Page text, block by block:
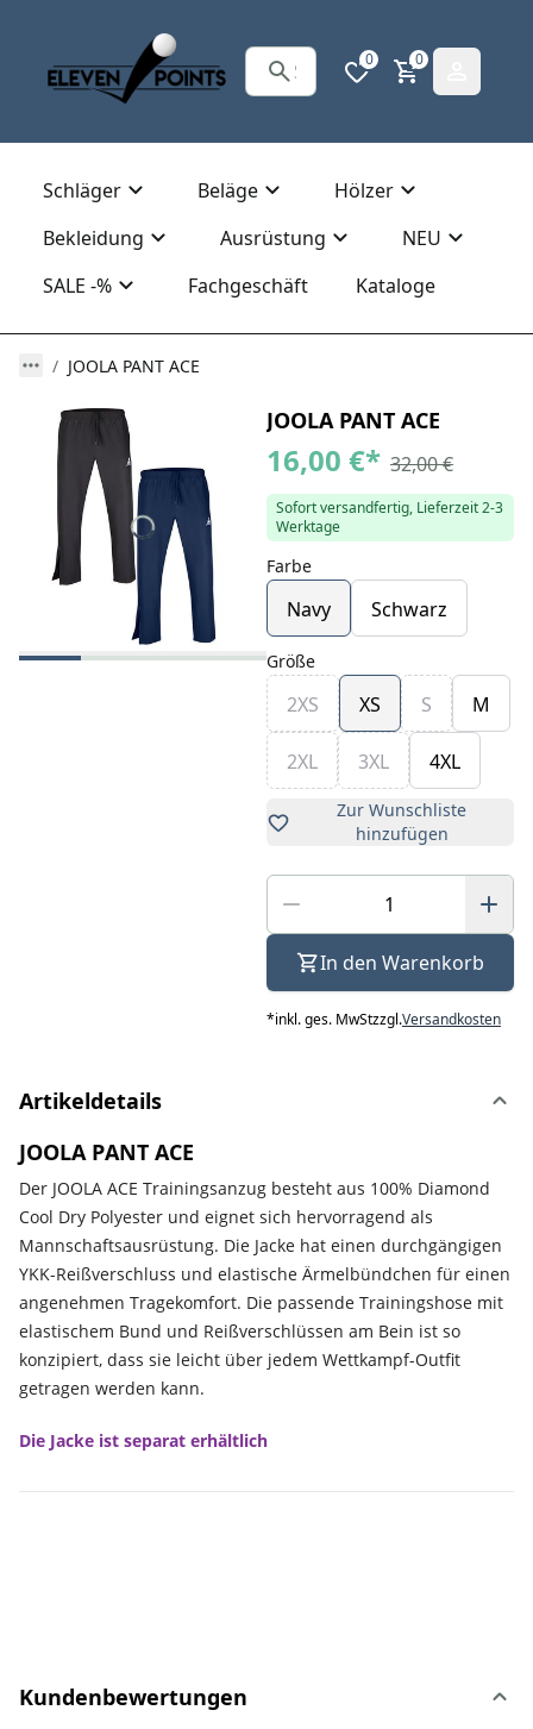
0 0
Schläger Beläge
Hölzer
Bekleidung
Ausrüstung
NEU
SALE -%
Fachgeschäft Kataloge
JOOLA PANT ACE
JOOLA PANT ACE
16,00 €* 32,00 €
Sofort versandfertig, Lieferzeit 2-3
Werktage
Farbe
Navy Schwarz
Größe
2XS XS S M
2XL 3XL 4XL
Zur Wunschliste
hinzufügen
In den Warenkorb
*inkl. ges. MwStzzgl.Versandkosten
Artikeldetails
JOOLA PANT ACE
Der JOOLA ACE Trainingsanzug besteht aus 100% Diamond
Cool Dry Polyester und eignet sich hervorragend als
Mannschaftsausrüstung. Die Jacke hat einen durchgängigen
YKK-Reißverschluss und elastische Ärmelbündchen für einen
angenehmen Tragekomfort. Die passende Trainingshose mit
elastischem Bund und Reißverschlüssen am Bein ist so
konzipiert, dass sie leicht über jedem Wettkampf-Outfit
getragen werden kann.
Die Jacke ist separat erhältlich
Kundenbewertungen